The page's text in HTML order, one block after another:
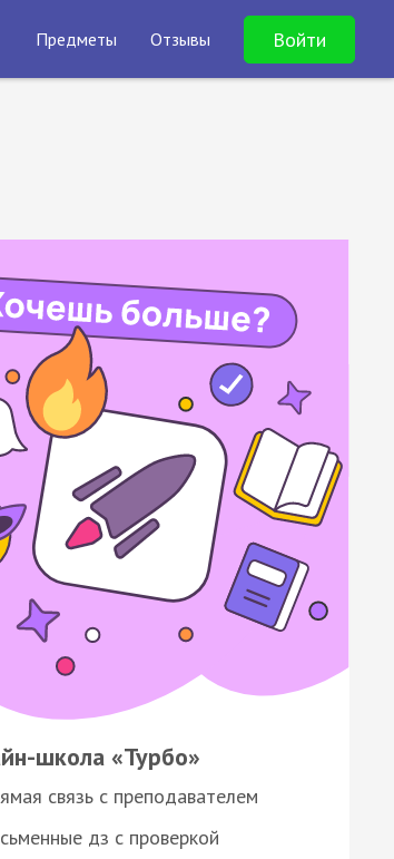
Предметы Отзывы Войти
школа «Турбо»
связь с преподавателем
дз с проверкой